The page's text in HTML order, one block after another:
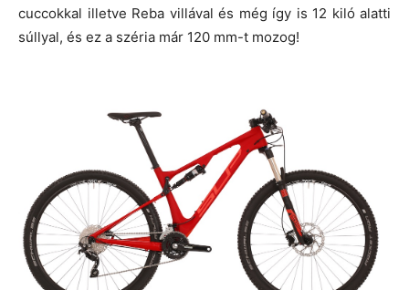
cuccokkal illetve Reba villával és még így is 12 kiló alatti
súllyal, és ez a széria már 120 mm-t mozog!